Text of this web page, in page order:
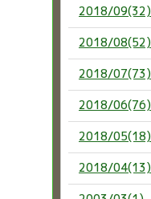
2018/09(32)
2018/08(52)
2018/07(73)
2018/06(76)
2018/05(18)
2018/04(13)